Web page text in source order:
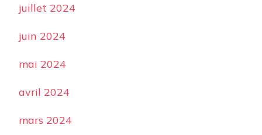
juillet 2024
juin 2024
mai 2024
avril 2024
mars 2024